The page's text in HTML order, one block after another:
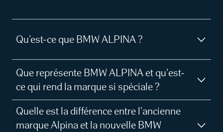
Qu’est-ce que BMW ALPINA ?
Que représente BMW ALPINA et qu'est-
ce qui rend la marque si spéciale ?
Quelle est la différence entre l'ancienne
marque Alpina et la nouvelle BMW